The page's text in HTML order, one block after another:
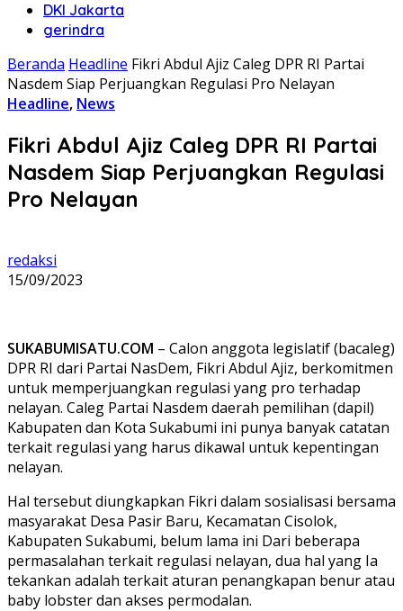
DKI Jakarta
gerindra
Beranda Headline Fikri Abdul Ajiz Caleg DPR RI Partai
Nasdem Siap Perjuangkan Regulasi Pro Nelayan
Headline, News
Fikri Abdul Ajiz Caleg DPR RI Partai
Nasdem Siap Perjuangkan Regulasi
Pro Nelayan
redaksi
15/09/2023
SUKABUMISATU.COM – Calon anggota legislatif (bacaleg)
DPR RI dari Partai NasDem, Fikri Abdul Ajiz, berkomitmen
untuk memperjuangkan regulasi yang pro terhadap
nelayan. Caleg Partai Nasdem daerah pemilihan (dapil)
Kabupaten dan Kota Sukabumi ini punya banyak catatan
terkait regulasi yang harus dikawal untuk kepentingan
nelayan.
Hal tersebut diungkapkan Fikri dalam sosialisasi bersama
masyarakat Desa Pasir Baru, Kecamatan Cisolok,
Kabupaten Sukabumi, belum lama ini Dari beberapa
permasalahan terkait regulasi nelayan, dua hal yang Ia
tekankan adalah terkait aturan penangkapan benur atau
baby lobster dan akses permodalan.